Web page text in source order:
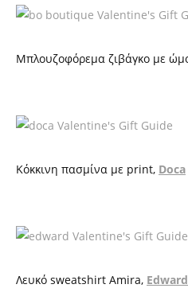
Μπλουζοφόρεμα ζιβάγκο με
Κόκκινη πασμίνα με print, Doca
Λευκό sweatshirt Amira,